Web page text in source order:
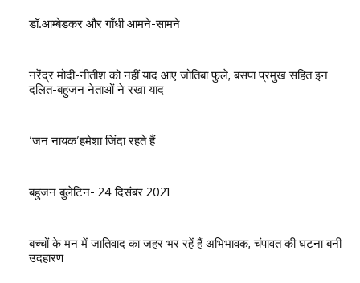
डॉ.आम्बेडकर और गाँधी आमने-सामने
नरेंद्र मोदी-नीतीश को नहीं याद आए जोतिबा फुले, बसपा प्रमुख सहित इन
दलित-बहुजन नेताओं ने रखा याद
‘जन नायक’हमेशा जिंदा रहते हैं
बहुजन बुलेटिन- 24 दिसंबर 2021
बच्चों के मन में जातिवाद का जहर भर रहें हैं अभिभावक, चंपावत की घटना बनी
उदहारण